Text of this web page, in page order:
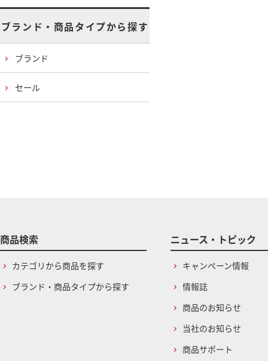
ブランド・商品タイプから探す
ブランド
セール
商品検索
カテゴリから商品を探す
ブランド・商品タイプから探す
ニュース・トピック
キャンペーン情報
情報誌
商品のお知らせ
当社のお知らせ
商品サポート